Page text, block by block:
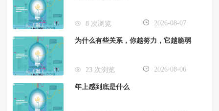
8 次浏览 2026-08-07
为什么有些关系，你越努力，它越脆弱
23 次浏览 2026-08-06
年上感到底是什么